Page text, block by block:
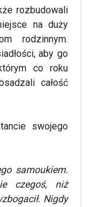
rozbudowali
na duży
rodzinnym.
aby go
co roku
całość
swojego
samoukiem.
czegoś, niż
Nigdy